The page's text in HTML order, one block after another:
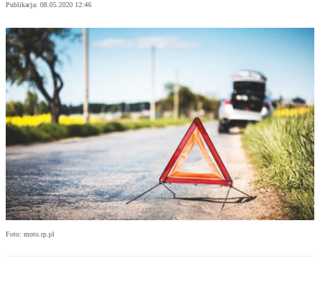
Publikacja: 08.05.2020 12:46
Foto: moto.rp.pl